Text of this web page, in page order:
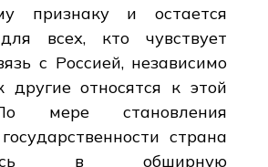
признаку и остается
всех, кто чувствует
с Россией, независимо
другие относятся к этой
мере становления
страна
в обширную